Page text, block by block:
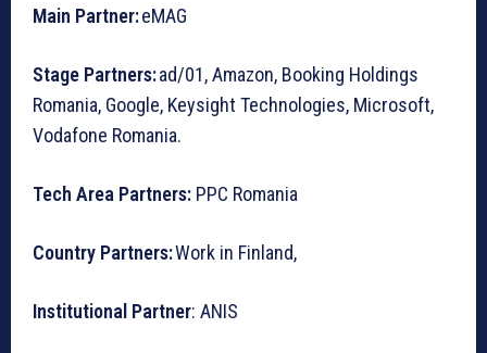
Main Partner:eMAG
Stage Partners:ad/01, Amazon, Booking Holdings
Romania, Google, Keysight Technologies, Microsoft,
Vodafone Romania.
Tech Area Partners: PPC Romania
Country Partners:Work in Finland,
Institutional Partner: ANIS